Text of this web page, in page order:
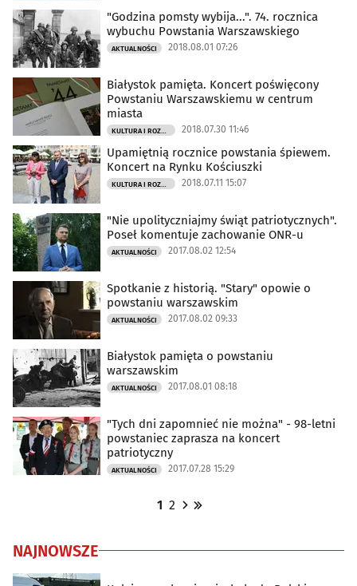
"Godzina pomsty wybija...". 74. rocznica
wybuchu Powstania Warszawskiego
AKTUALNOŚCI 2018.08.01 07:26
Białystok pamięta. Koncert poświęcony
Powstaniu Warszawskiemu w centrum
miasta
2018.07.30 11:46
Upamiętnią rocznice powstania śpiewem.
Koncert na Rynku Kościuszki
2018.07.11 15:07
"Nie upolityczniajmy świąt patriotycznych".
Poseł komentuje zachowanie ONR-u
AKTUALNOŚCI 2017.08.02 12:54
Spotkanie z historią. "Stary" opowie o
powstaniu warszawskim
AKTUALNOŚCI 2017.08.02 09:33
Białystok pamięta o powstaniu
warszawskim
AKTUALNOŚCI 2017.08.01 08:18
"Tych dni zapomnieć nie można" - 98-letni
powstaniec zaprasza na koncert
patriotyczny
AKTUALNOŚCI 2017.07.28 15:29
1 2
NAJNOWSZE